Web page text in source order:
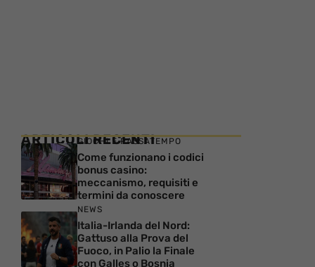
ARTICOLI RECENTI
GIOCHI E PASSATEMPO
Come funzionano i codici
bonus casino:
meccanismo, requisiti e
termini da conoscere
NEWS
Italia-Irlanda del Nord:
Gattuso alla Prova del
Fuoco, in Palio la Finale
con Galles o Bosnia